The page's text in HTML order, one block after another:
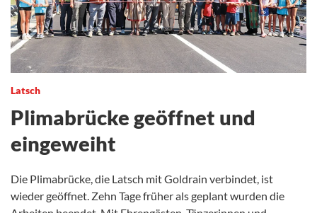
Latsch
Plimabrücke geöffnet und
eingeweiht
Die Plimabrücke, die Latsch mit Goldrain verbindet, ist
wieder geöffnet. Zehn Tage früher als geplant wurden die